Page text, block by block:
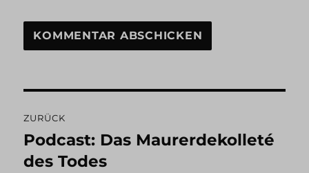
ZURÜCK
Vorheriger
Beitrag:
Podcast: Das Maurerdekolleté
des Todes